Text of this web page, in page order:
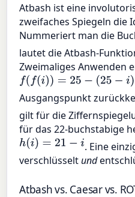
Atbash ist eine
zweifaches Spiegeln die
Nummeriert man die
lautet die Atbash-
Zweimaliges Anwenden
f(f(i))=25 −(25− )=
Ausgangspunkt
gilt für die
für das 22-buchstabige
h(i)= 21−i
. Eine
verschlüsseltund
Atbash vs. Caesar vs.